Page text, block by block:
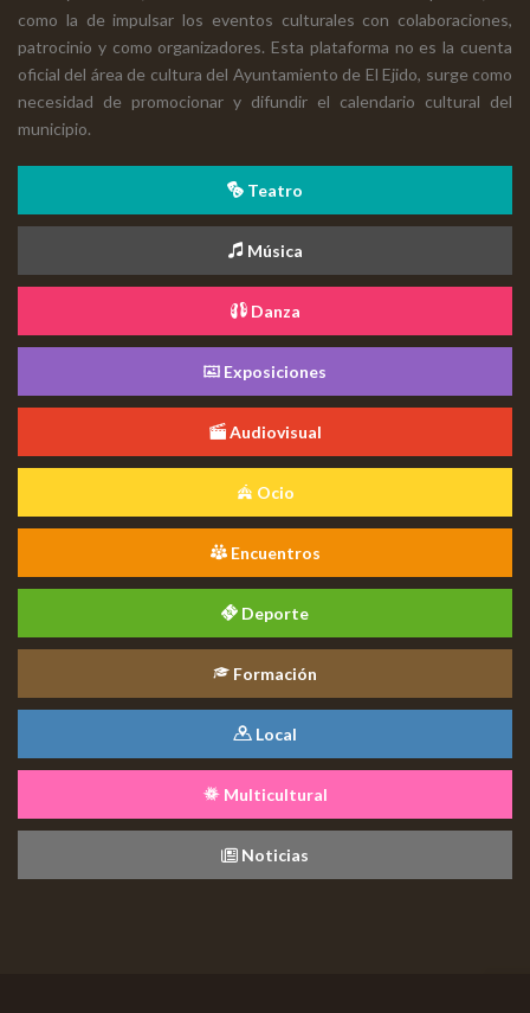
como la de impulsar los eventos culturales con colaboraciones,
patrocinio y como organizadores. Esta plataforma no es la cuenta
oficial del área de cultura del Ayuntamiento de El Ejido, surge como
necesidad de promocionar y difundir el calendario cultural del
municipio.
Teatro
Música
Danza
Exposiciones
Audiovisual
Ocio
Encuentros
Deporte
Formación
Local
Multicultural
Noticias